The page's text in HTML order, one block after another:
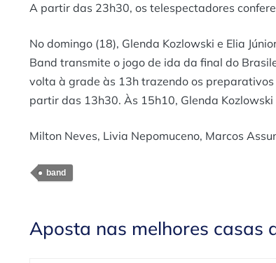
A partir das 23h30, os telespectadores
No domingo (18), Glenda Kozlowski e Elia
Band transmite o jogo de ida da final do
volta à grade às 13h trazendo os
partir das 13h30. Às 15h10, Glenda
Milton Neves, Livia Nepomuceno, Marcos
band
Aposta nas melhores casas